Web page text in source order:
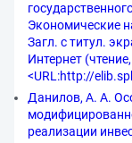
Экономические
Загл. с титул.
Интернет
<URL:http://
Данилов, А. А.
реализации